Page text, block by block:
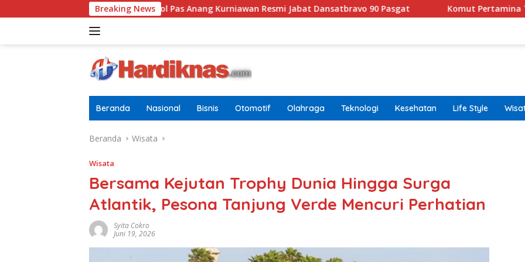
ke
Breaking News
Letkol Pas Anang Kurniawan Resmi Jabat Dansatbravo 90 Pasgat Komut Pertamina Tegaskan Tak
Beranda Nasional Bisnis Otomotif Olahraga Teknologi Kesehatan Life Style
Beranda Wisata
Wisata
Bersama Kejutan Trophy Dunia Hingga Surga
Atlantik, Pesona Tanjung Verde Mencuri Perhatian
Syita Cokro
Juni 19, 2026